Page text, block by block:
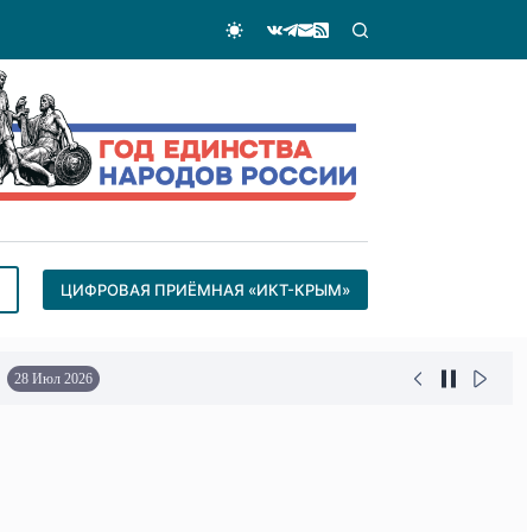
ЦИФРОВАЯ ПРИЁМНАЯ «ИКТ-КРЫМ»
28 Июл 2026